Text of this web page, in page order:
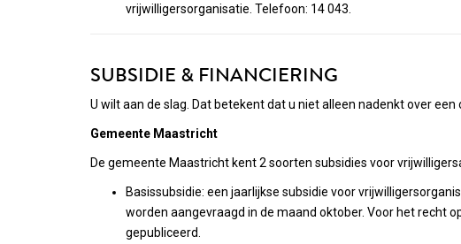
vrijwilligersorganisatie. Telefoon: 14 043.
SUBSIDIE & FINANCIERING
U wilt aan de slag. Dat betekent dat u niet alleen nadenkt over
Gemeente Maastricht
De gemeente Maastricht kent 2 soorten subsidies voor
Basissubsidie: een jaarlijkse subsidie voor
worden aangevraagd in de maand oktober. Voor het recht
gepubliceerd.